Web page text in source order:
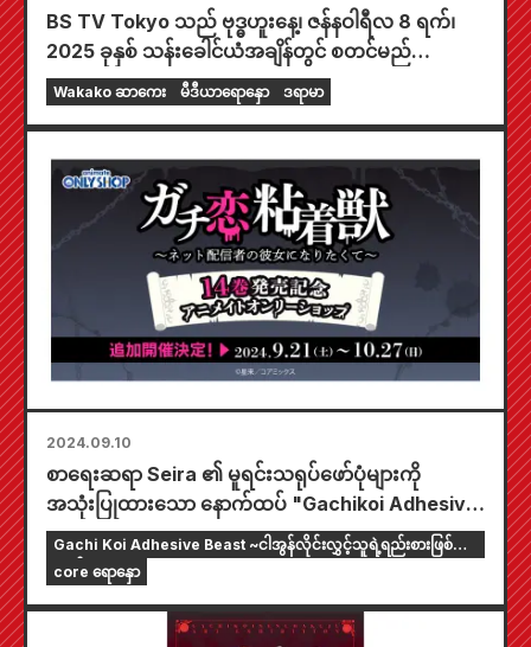
BS TV Tokyo သည် ဗုဒ္ဓဟူးနေ့၊ ဇန်နဝါရီလ 8 ရက်၊
2025 ခုနှစ် သန်းခေါင်ယံအချိန်တွင် စတင်မည်
ဖြစ်သည်။ 4K ထုတ်လုပ်ရေးဒရာမာ “Wakako Sake
Season 8” ကို ထုတ်လွှင့်ပြသတော့မည် Wakako
သည် ဆောင်းရာသီ၏အရသာကို နှစ်သက်စေမည့် ♪
“အမျိုးသမီးများတစ်ယောက်တည်း” ၏ တကယ့်ပျော်
ရွှင်မှုကို ပေးဆောင်မည်
Wakako ဆာကေး မီဒီယာရောနှော ဒရာမာ
2024.09.10
စာရေးဆရာ Seira ၏ မူရင်းသရုပ်ဖော်ပုံများကို
အသုံးပြုထားသော နောက်ထပ် "Gachikoi Adhesive
Beast" သီးသန့်ဆိုင်တစ်ခု ကျင်းပရန် ဆုံးဖြတ်လိုက်ပါ
သည်။
Gachi Koi Adhesive Beast ~ငါအွန်လိုင်းလွှင့်သူရဲ့ရည်းစားဖြစ်ချင်
တယ်~
core ရောနှော